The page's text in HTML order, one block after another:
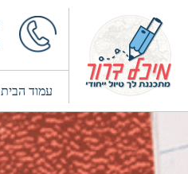
עמוד הבית